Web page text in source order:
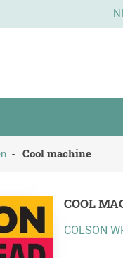
- Cool machine
COOL
COLSON